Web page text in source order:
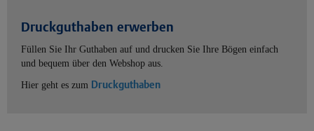
Druckguthaben erwerben
Füllen Sie Ihr Guthaben auf und drucken Sie Ihre Bögen einfach
und bequem über den Webshop aus.
Hier geht es zum Druckguthaben